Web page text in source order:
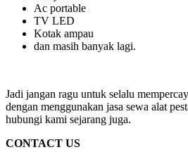
Ac portable
TV LED
Kotak ampau
dan masih banyak lagi.
Jadi jangan ragu untuk selalu
dengan menggunakan jasa sewa alat
hubungi kami sejarang juga.
CONTACT US